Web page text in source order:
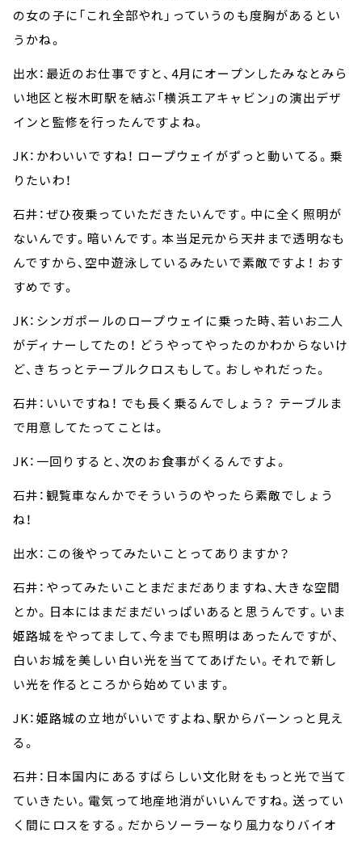
の女の子に「これ全部やれ」っていうのも度胸があるとい
うかね。
出水：最近のお仕事ですと、4月にオープンしたみなとみら
い地区と桜木町駅を結ぶ「横浜エアキャビン」の演出デザ
インと監修を行ったんですよね。
JK：かわいいですね！ ロープウェイがずっと動いてる。乗
りたいわ！
石井：ぜひ夜乗っていただきたいんです。中に全く照明が
ないんです。暗いんです。本当足元から天井まで透明なも
んですから、空中遊泳しているみたいで素敵ですよ！ おす
すめです。
JK：シンガポールのロープウェイに乗った時、若いお二人
がディナーしてたの！ どうやってやったのかわからないけ
ど、きちっとテーブルクロスもして。おしゃれだった。
石井：いいですね！ でも長く乗るんでしょう？ テーブルま
で用意してたってことは。
JK：一回りすると、次のお食事がくるんですよ。
石井：観覧車なんかでそういうのやったら素敵でしょう
ね！
出水：この後やってみたいことってありますか？
石井：やってみたいことまだまだありますね、大きな空間
とか。日本にはまだまだいっぱいあると思うんです。いま
姫路城をやってまして、今までも照明はあったんですが、
白いお城を美しい白い光を当ててあげたい。それで新し
い光を作るところから始めています。
JK：姫路城の立地がいいですよね、駅からバーンっと見え
る。
石井：日本国内にあるすばらしい文化財をもっと光で当て
ていきたい。電気って地産地消がいいんですね。送ってい
く間にロスをする。だからソーラーなり風力なりバイオ